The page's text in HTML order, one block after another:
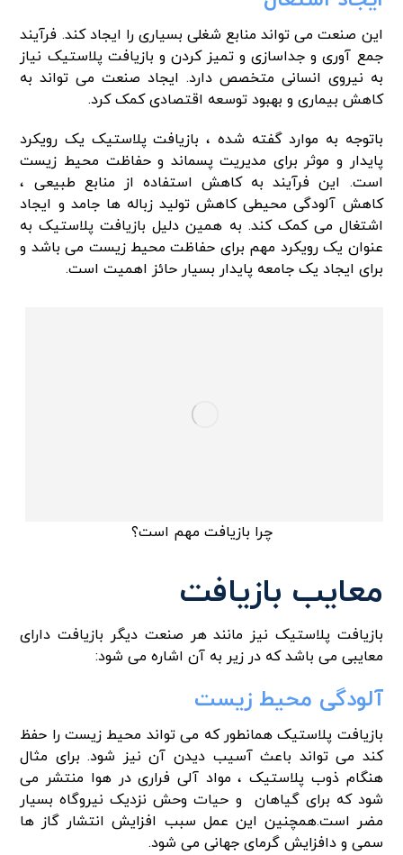
این صنعت می تواند منابع شغلی بسیاری را ایجاد کند. فرآیند
جمع آوری و جداسازی و تمیز کردن و بازیافت پلاستیک نیاز
به نیروی انسانی متخصص دارد. ایجاد صنعت می تواند به
کاهش بیماری و بهبود توسعه اقتصادی کمک کرد.
باتوجه به موارد گفته شده ، بازیافت پلاستیک یک رویکرد
پایدار و موثر برای مدیریت پسماند و حفاظت محیط زیست
است. این فرآیند به کاهش استفاده از منابع طبیعی ،
کاهش آلودگی محیطی کاهش تولید زباله ها جامد و ایجاد
اشتغال می کمک کند. به همین دلیل بازیافت پلاستیک به
عنوان یک رویکرد مهم برای حفاظت محیط زیست می باشد و
برای ایجاد یک جامعه پایدار بسیار حائز اهمیت است.
چرا بازیافت مهم است؟
معایب بازیافت
بازیافت پلاستیک نیز مانند هر صنعت دیگر بازیافت دارای
معایبی می باشد که در زیر به آن اشاره می شود:
آلودگی محیط زیست
بازیافت پلاستیک همانطور که می تواند محیط زیست را حفظ
کند می تواند باعث آسیب دیدن آن نیز شود. برای مثال
هنگام ذوب پلاستیک ، مواد آلی فراری در هوا منتشر می
شود که برای گیاهان و حیات وحش نزدیک نیروگاه بسیار
مضر است.همچنین این عمل سبب افزایش انتشار گاز ها
سمی و دافزایش گرمای جهانی می شود.